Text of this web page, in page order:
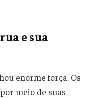
e sua
enorme força. Os
meio de suas